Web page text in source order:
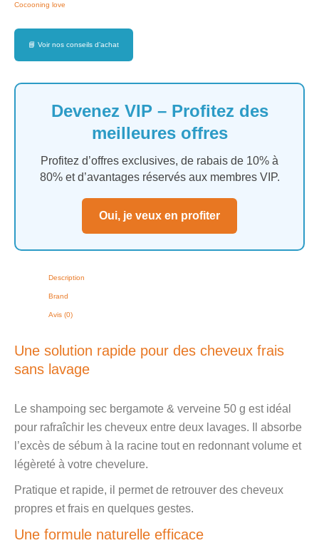
Cocooning love
📘 Voir nos conseils d’achat
Devenez VIP – Profitez des
meilleures offres
Profitez d’offres exclusives, de rabais de 10% à
80% et d’avantages réservés aux membres VIP.
Oui, je veux en profiter
Description
Brand
Avis (0)
Une solution rapide pour des cheveux frais
sans lavage
Le shampoing sec bergamote & verveine 50 g est idéal
pour rafraîchir les cheveux entre deux lavages. Il absorbe
l’excès de sébum à la racine tout en redonnant volume et
légèreté à votre chevelure.
Pratique et rapide, il permet de retrouver des cheveux
propres et frais en quelques gestes.
Une formule naturelle efficace